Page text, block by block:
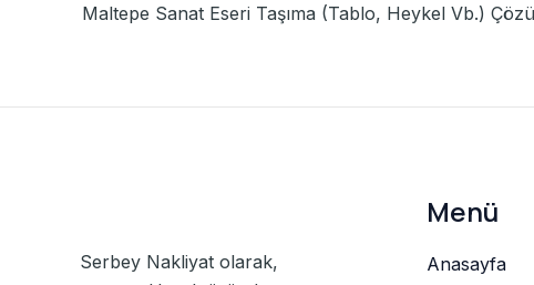
Maltepe Sanat Eseri Taşıma (Tablo, Heykel Vb.)
Serbey Nakliyat olarak,
Menü
Anasayfa